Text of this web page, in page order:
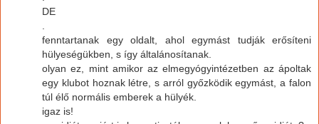
DE
fenntartanak egy oldalt, ahol egymást tudják erősíteni
hülyeségükben, s így általánosítanak.
olyan ez, mint amikor az elmegyógyintézetben az ápoltak
egy klubot hoznak létre, s arról győzködik egymást, a falon
túl élő normális emberek a hülyék.
igaz is!